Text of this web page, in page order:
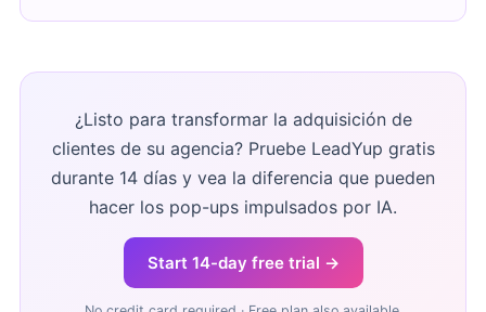
¿Listo para transformar la adquisición de
clientes de su agencia? Pruebe LeadYup gratis
durante 14 días y vea la diferencia que pueden
hacer los pop-ups impulsados por IA.
Start 14-day free trial →